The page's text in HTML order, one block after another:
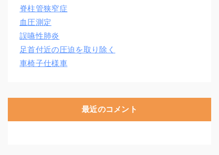
脊柱管狭窄症
血圧測定
誤嚥性肺炎
足首付近の圧迫を取り除く
車椅子仕様車
最近のコメント